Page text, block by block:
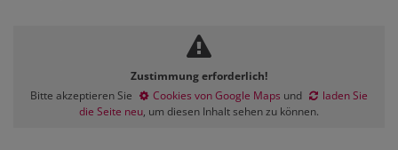
Zustimmung erforderlich!
Bitte akzeptieren Sie
Cookies von Google Maps und
laden Sie
die Seite neu, um diesen Inhalt sehen zu können.